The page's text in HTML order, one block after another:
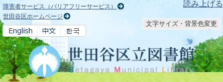
本文へ 読み上げる
障害者サービス（バリアフリーサービス）
世田谷区ホームページ
文字サイズ・背景色変更